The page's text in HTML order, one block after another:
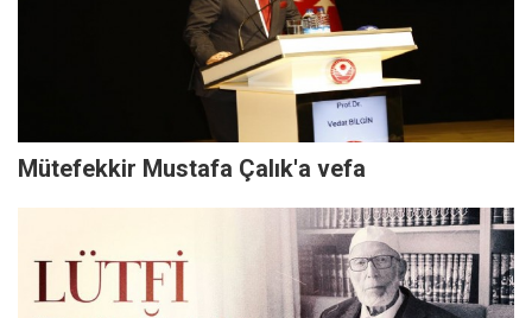
Mütefekkir Mustafa Çalık'a vefa